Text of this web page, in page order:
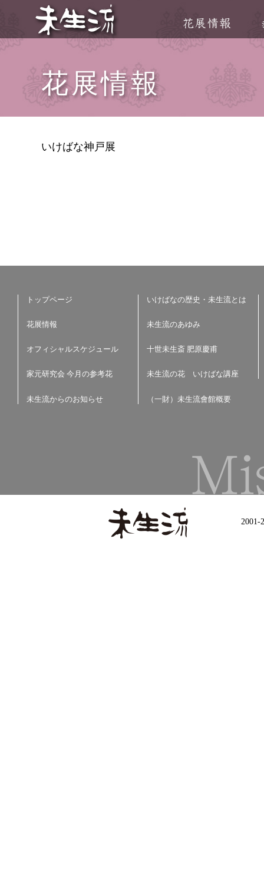
花展情報
いけばな神戸展
トップページ
花展情報
オフィシャルスケジュール
家元研究会 今月の参考花
未生流からのお知らせ
いけばなの歴史・未生流とは
未生流のあゆみ
十世未生斎 肥原慶甫
未生流の花 いけばな講座
（一財）未生流會館概要
2001-